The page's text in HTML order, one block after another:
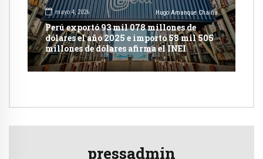
mayo 4, 2026 Hugo Amanque Chaiña
Perú exportó 93 mil 078 millones de
dólares el año 2025 e importó 58 mil 505
millones de dólares afirma el INEI
pressadmin